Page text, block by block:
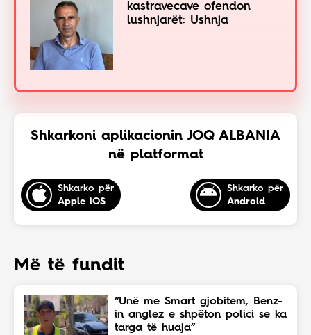
kastravecave ofendon
lushnjarët: Ushnja
Shkarkoni aplikacionin JOQ ALBANIA
në platformat
Shkarko për
Apple iOS
Shkarko për
Android
Më të fundit
“Unë me Smart gjobitem, Benz-
in anglez e shpëton polici se ka
targa të huaja”